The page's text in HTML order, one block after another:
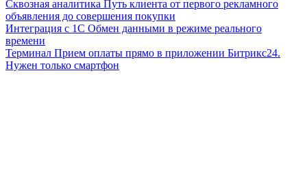
Сквозная аналитика Путь клиента от первого рекламного
объявления до совершения покупки
Интеграция с 1С Обмен данными в режиме реального
времени
Терминал Прием оплаты прямо в приложении Битрикс24.
Нужен только смартфон